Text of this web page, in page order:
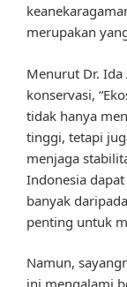
merupakan
Menurut Dr.
konservasi,
tidak hanya
tinggi, tetapi
menjaga
Indonesia
banyak
penting untuk
Namun,